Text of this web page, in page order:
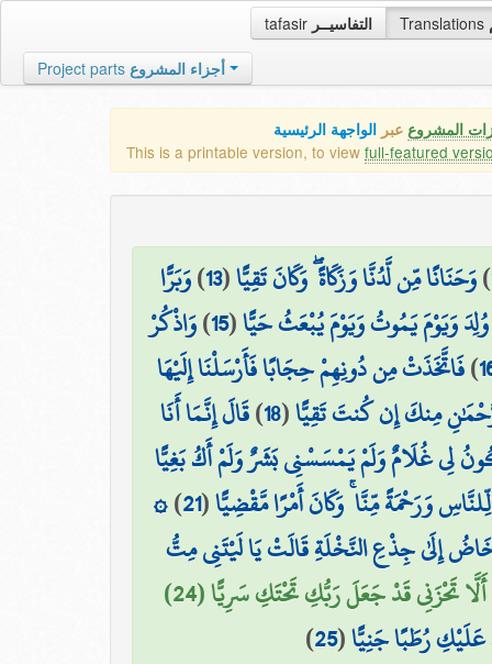
tafasir التفاسيــر Translations
Project parts أجزاء المشروع
المشروع عبر الواجهة الرئيسية
This is a printable version, to view full-featured
)وَحَنَانًا مِّن لَّدُنَّا وَزَكَاةً ۖ وَكَانَ تَقِيًّا(
13
)وَبَرًّا
وَيَوْمَ يَمُوتُ وَيَوْمَ يُبْعَثُ حَيًّا(
15
)وَاذْكُرْ
)فَاتَّخَذَتْ مِن دُونِهِمْ حِجَابًا فَأَرْسَلْنَا إِلَيْهَا
مِنكَ إِن كُنتَ تَقِيًّا(
18
)قَالَ إِنَّمَا أَنَا
لِي غُلَامٌ وَلَمْ يَمْسَسْنِي بَشَرٌ وَلَمْ أَكُ بَغِيًّا
وَرَحْمَةً مِّنَّا ۚ وَكَانَ أَمْرًا مَّقْضِيًّا(
21
)۞
إِلَىٰ جِذْعِ النَّخْلَةِ قَالَتْ يَا لَيْتَنِي مِتُّ
تَحْزَنِي قَدْ جَعَلَ رَبُّكِ تَحْتَكِ سَرِيًّا (24)
رُطَبًا جَنِيًّا(
25
)